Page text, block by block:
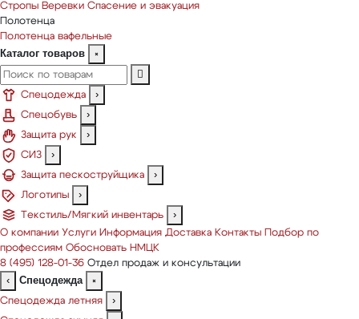
Стропы Веревки Спасение и эвакуация
Полотенца
Полотенца вафельные
Каталог товаров ×
Спецодежда
›
Спецобувь
›
Защита рук
›
СИЗ
›
Защита пескоструйщика
›
Логотипы
›
Текстиль/Мягкий инвентарь
›
О компании Услуги Информация Доставка Контакты
Подбор по
профессиям Обосновать НМЦК
8 (495) 128-01-36 Отдел продаж и консультации
‹
Спецодежда
×
Спецодежда летняя
›